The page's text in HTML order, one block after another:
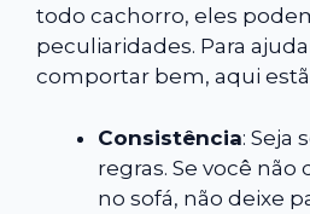
todo cachorro, eles
peculiaridades. Para
comportar bem, aqui
Consistência: Seja
regras. Se você
no sofá, não deixe